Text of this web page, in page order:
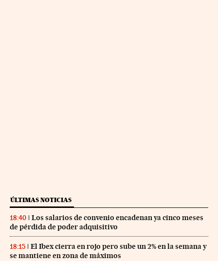
ÚLTIMAS NOTICIAS
18:40
Los salarios de convenio encadenan ya cinco meses
de pérdida de poder adquisitivo
18:15
El Ibex cierra en rojo pero sube un 2% en la semana y
se mantiene en zona de máximos